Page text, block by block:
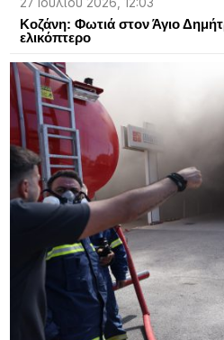
Κοζάνη: Φωτιά στον Άγιο
ελικόπτερο